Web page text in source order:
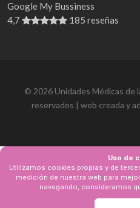
Google My Bussiness
4,7
185 reseñas
© 2026 Unidades Médicas de
reservados | web creada y
Uso de
Utilizamos cookies propias y de
medición de nuestra web para
navegando, consideramos